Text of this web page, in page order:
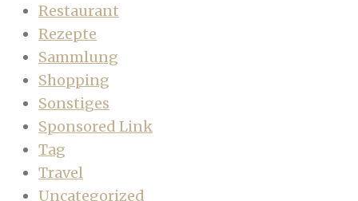
Restaurant
Rezepte
Sammlung
Shopping
Sonstiges
Sponsored Link
Tag
Travel
Uncategorized